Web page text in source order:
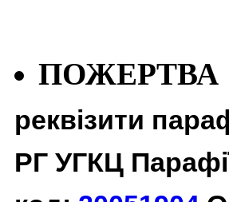
ПОЖЕРТВА
реквізити
РГ УГКЦ